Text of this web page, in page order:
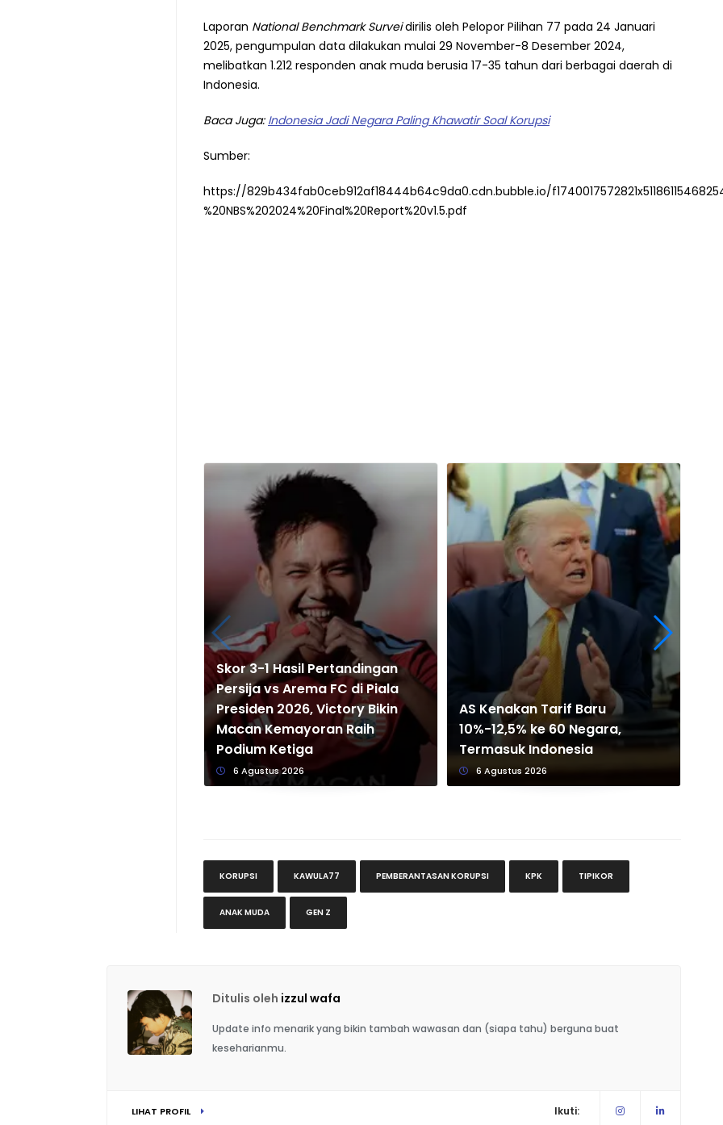
Laporan National Benchmark Surveidirilis oleh Pelopor Pilihan 77 pada 24 Januari
2025, pengumpulan data dilakukan mulai 29 November-8 Desember 2024,
melibatkan 1.212 responden anak muda berusia 17-35 tahun dari berbagai daerah di
Indonesia.
Baca Juga: Indonesia Jadi Negara Paling Khawatir Soal Korupsi
Sumber:
https://829b434fab0ceb912af18444b64c9da0.cdn.bubble.io/
%20NBS%202024%20Final%20Report%20v1.5.pdf
Skor 3-1 Hasil Pertandingan
Persija vs Arema FC di Piala
Presiden 2026, Victory Bikin
Macan Kemayoran Raih
Podium Ketiga
6 Agustus 2026
AS Kenakan Tarif Baru
10%-12,5% ke 60 Negara,
Termasuk Indonesia
6 Agustus 2026
KORUPSI KAWULA77 PEMBERANTASAN KORUPSI KPK TIPIKOR
ANAK MUDA GEN Z
Ditulis oleh izzul wafa
Update info menarik yang bikin tambah wawasan dan (siapa tahu) berguna buat
keseharianmu.
LIHAT PROFIL Ikuti: